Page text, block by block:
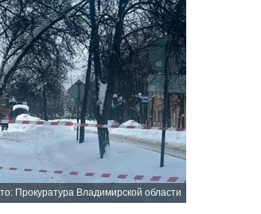
Прокуратура Владимирской области